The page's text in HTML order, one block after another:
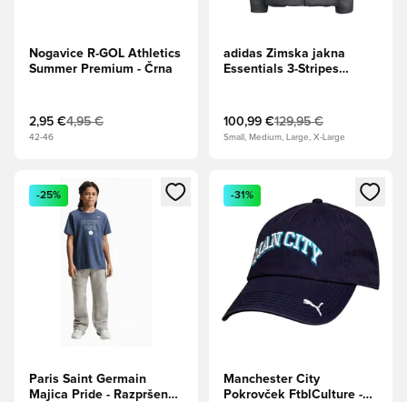
Nogavice R-GOL Athletics
Summer Premium - Črna
2,95 €4,95 €
42-46
adidas Zimska jakna
Essentials 3-Stripes
100,99 €129,95 €
Small, Medium, Large, X-Large
Odpre Modal za prijavo ali vpis kot član
-25%
Paris Saint Germain
Majica Pride - Razpršena
Odpre Modal za prijavo ali
-31%
Manchester City
Pokrovček FtblCulture -